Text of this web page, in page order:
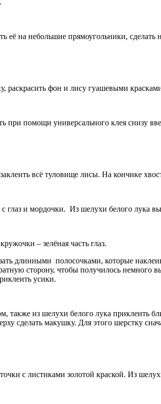
её на небольшие прямоугольники, сделать
раскрасить фон и лису гуашевыми
при помощи универсального клея снизу
всё туловище лисы. На кончике
глаз и мордочки. Из шелухи белого лука
– зелёная часть глаз.
длинными полосочками, которые
сторону, чтобы получилось немного
усики.
также из шелухи белого лука приклеить
сделать макушку. Для этого шерстку
с листиками золотой краской. Из